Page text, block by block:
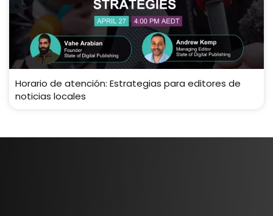
Horario de atención: Estrategias para editores de
noticias locales